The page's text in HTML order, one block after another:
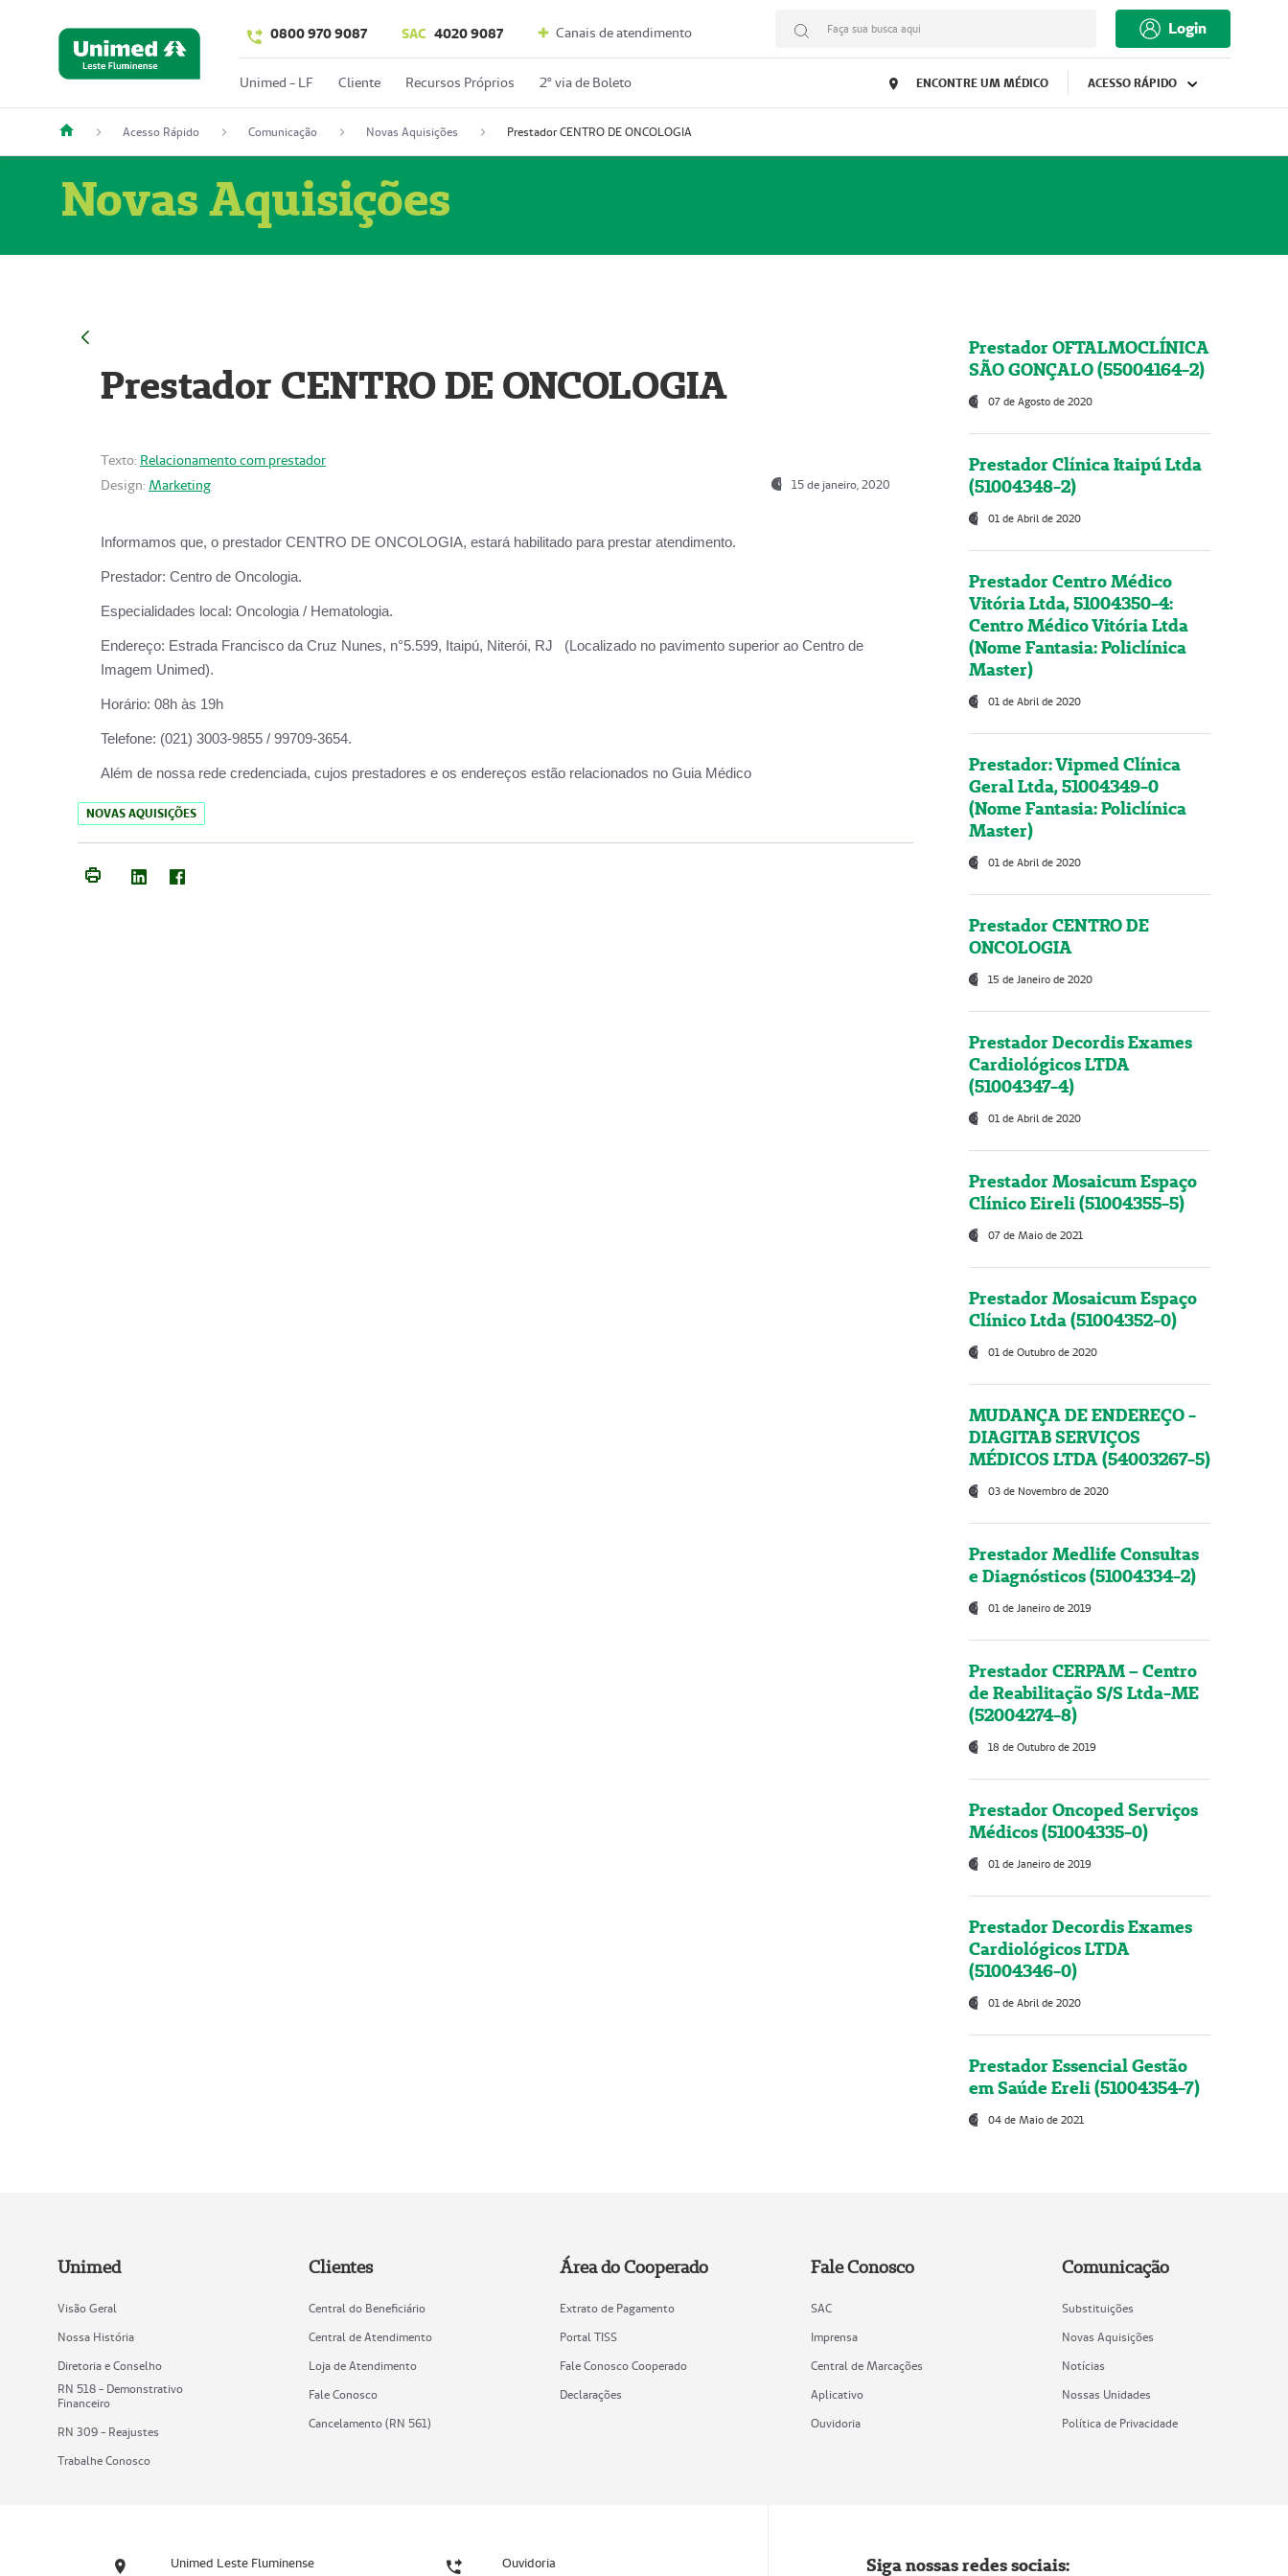
0800 970 9087 SAC 4020 9087 Canais de atendimento Faça sua busca aqui Login
Unimed - LF Cliente Recursos Próprios 2º via de Boleto ENCONTRE UM MÉDICO ACESSO RÁPIDO
Acesso Rápido Comunicação Novas Aquisições Prestador CENTRO DE ONCOLOGIA
Novas Aquisições
Prestador CENTRO DE ONCOLOGIA
Texto: Relacionamento com prestador
Design: Marketing 15 de janeiro, 2020
Informamos que, o prestador CENTRO DE ONCOLOGIA, estará habilitado para prestar atendimento.
Prestador: Centro de Oncologia.
Especialidades local: Oncologia / Hematologia.
Endereço: Estrada Francisco da Cruz Nunes, n°5.599, Itaipú, Niterói, RJ (Localizado no pavimento superior ao Centro de
Imagem Unimed).
Horário: 08h às 19h
Telefone: (021) 3003-9855 / 99709-3654.
Além de nossa rede credenciada, cujos prestadores e os endereços estão relacionados no Guia Médico
NOVAS AQUISIÇÕES
Prestador OFTALMOCLÍNICA
SÃO GONÇALO (55004164-2)
07 de Agosto de 2020
Prestador Clínica Itaipú Ltda
(51004348-2)
01 de Abril de 2020
Prestador Centro Médico
Vitória Ltda, 51004350-4:
Centro Médico Vitória Ltda
(Nome Fantasia: Policlínica
Master)
01 de Abril de 2020
Prestador: Vipmed Clínica
Geral Ltda, 51004349-0
(Nome Fantasia: Policlínica
Master)
01 de Abril de 2020
Prestador CENTRO DE
ONCOLOGIA
15 de Janeiro de 2020
Prestador Decordis Exames
Cardiológicos LTDA
(51004347-4)
01 de Abril de 2020
Prestador Mosaicum Espaço
Clínico Eireli (51004355-5)
07 de Maio de 2021
Prestador Mosaicum Espaço
Clínico Ltda (51004352-0)
01 de Outubro de 2020
MUDANÇA DE ENDEREÇO -
DIAGITAB SERVIÇOS
MÉDICOS LTDA (54003267-5)
03 de Novembro de 2020
Prestador Medlife Consultas
e Diagnósticos (51004334-2)
01 de Janeiro de 2019
Prestador CERPAM – Centro
de Reabilitação S/S Ltda-ME
(52004274-8)
18 de Outubro de 2019
Prestador Oncoped Serviços
Médicos (51004335-0)
01 de Janeiro de 2019
Prestador Decordis Exames
Cardiológicos LTDA
(51004346-0)
01 de Abril de 2020
Prestador Essencial Gestão
em Saúde Ereli (51004354-7)
04 de Maio de 2021
Unimed
Visão Geral
Nossa História
Diretoria e Conselho
RN 518 - Demonstrativo
Financeiro
RN 309 - Reajustes
Trabalhe Conosco
Clientes
Central do Beneficiário
Central de Atendimento
Loja de Atendimento
Fale Conosco
Cancelamento (RN 561)
Área do Cooperado
Extrato de Pagamento
Portal TISS
Fale Conosco Cooperado
Declarações
Fale Conosco
SAC
Imprensa
Central de Marcações
Aplicativo
Ouvidoria
Comunicação
Substituições
Novas Aquisições
Notícias
Nossas Unidades
Política de Privacidade
Unimed Leste Fluminense Ouvidoria Siga nossas redes sociais: